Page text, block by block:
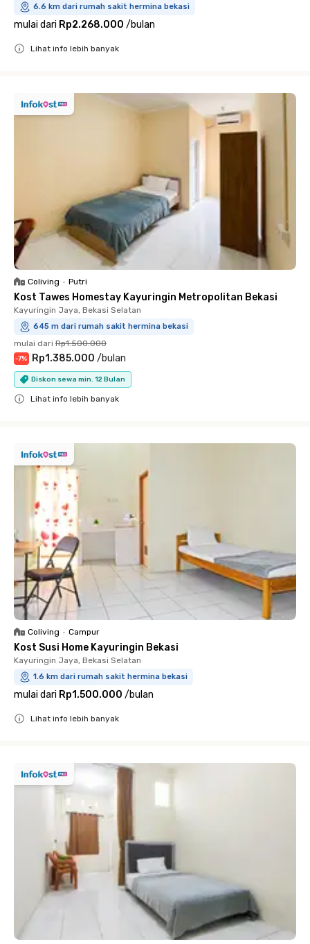
6.6 km dari rumah sakit hermina bekasi
mulai dari Rp2.268.000 /bulan
Lihat info lebih banyak
Coliving • Putri
Kost Tawes Homestay Kayuringin Metropolitan Bekasi
Kayuringin Jaya, Bekasi Selatan
645 m dari rumah sakit hermina bekasi
mulai dari Rp1.500.000
-7% Rp1.385.000 /bulan
Diskon sewa min. 12 Bulan
Lihat info lebih banyak
Coliving • Campur
Kost Susi Home Kayuringin Bekasi
Kayuringin Jaya, Bekasi Selatan
1.6 km dari rumah sakit hermina bekasi
mulai dari Rp1.500.000 /bulan
Lihat info lebih banyak